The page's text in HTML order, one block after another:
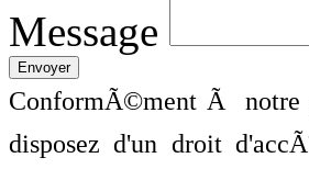
Message
ConformÃ©ment Ã notre
disposez d'un droit